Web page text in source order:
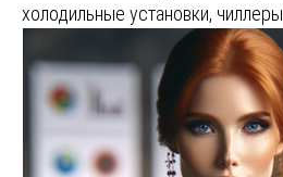
холодильные установки, чиллеры…